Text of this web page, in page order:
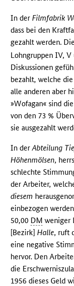
In derFilmfabrik
dass bei den
gezahlt werden.
Lohngruppen IV,
Diskussionen
bezahlt, welche
alle anderen aber
»Wofagan« sind
von den 73 %
sie ausgezahlt
In derAbteilung
Höhenmölsen,
schlechte
der Arbeiter,
diesem
einbezogen
50,00 DM weniger
[Bezirk] Halle, ruft
eine negative
hervor. Den
die
1956 dieses Geld